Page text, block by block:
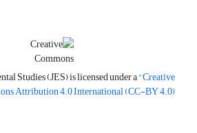
Studies (JES) is licensed under a"Creative
Attribution 4.0 International (CC-BY 4.0)"